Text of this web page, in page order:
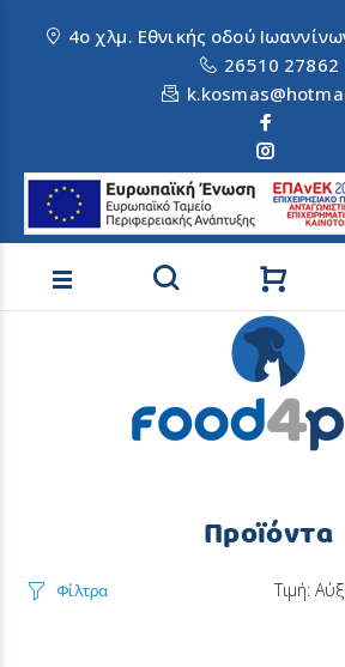
4ο χλμ. Εθνικής οδού
26510 27862
Αναζήτηση προϊόντων
Προϊόντα
Φίλτρα Τιμή: